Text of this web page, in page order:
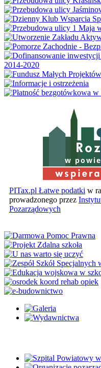
w
PITax.pl Łatwe podatki w
prowadzonego przez
Pozarządowych